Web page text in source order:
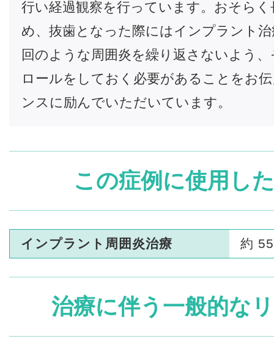
行い経過観察を行っています。おそら
め、抜歯となった際にはインプラント
回のような周囲炎を繰り返さないよう
ロールをしておく必要があることをお
ンスに励んでいただいています。
この症例に使用し
インプラント周囲炎治療 約
治療に伴う一般的な